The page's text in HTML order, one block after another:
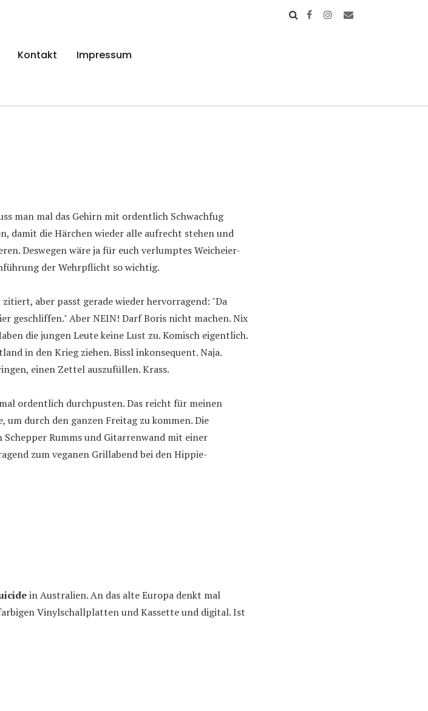
Kontakt Impressum
man mal das Gehirn mit ordentlich Schwachfug
damit die Härchen wieder alle aufrecht stehen und
Deswegen wäre ja für euch verlumptes Weicheier-
der Wehrpflicht so wichtig.
zitiert, aber passt gerade wieder hervorragend: "Da
geschliffen." Aber NEIN! Darf Boris nicht machen. Nix
die jungen Leute keine Lust zu. Komisch eigentlich.
in den Krieg ziehen. Bissl inkonsequent. Naja.
einen Zettel auszufüllen. Krass.
ordentlich durchpusten. Das reicht für meinen
um durch den ganzen Freitag zu kommen. Die
Rumms und Gitarrenwand mit einer
zum veganen Grillabend bei den Hippie-
in Australien. An das alte Europa denkt mal
Vinylschallplatten und Kassette und digital. Ist